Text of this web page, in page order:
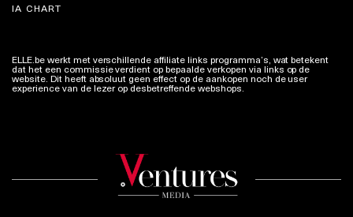
IA CHART
ELLE.be werkt met verschillende affiliate links programma’s, wat betekent
dat het een commissie verdient op bepaalde verkopen via links op de
website. Dit heeft absoluut geen effect op de aankopen noch de user
experience van de lezer op desbetreffende webshops.